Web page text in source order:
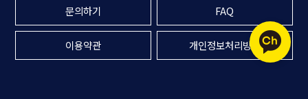
문의하기 FAQ
이용약관 개인정보처리방침